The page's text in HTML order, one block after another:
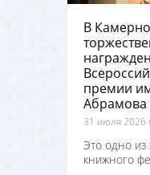
В
премии
Абрамова
31 июля 2026
Это одно
книжного